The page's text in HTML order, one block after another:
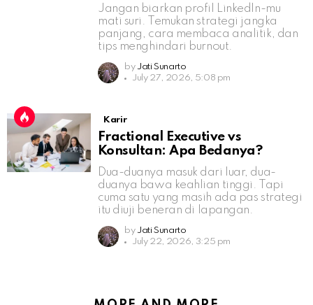
Jangan biarkan profil LinkedIn-mu
mati suri. Temukan strategi jangka
panjang, cara membaca analitik, dan
tips menghindari burnout.
by Jati Sunarto
July 27, 2026, 5:08 pm
Karir
Fractional Executive vs
Konsultan: Apa Bedanya?
Dua-duanya masuk dari luar, dua-
duanya bawa keahlian tinggi. Tapi
cuma satu yang masih ada pas strategi
itu diuji beneran di lapangan.
by Jati Sunarto
July 22, 2026, 3:25 pm